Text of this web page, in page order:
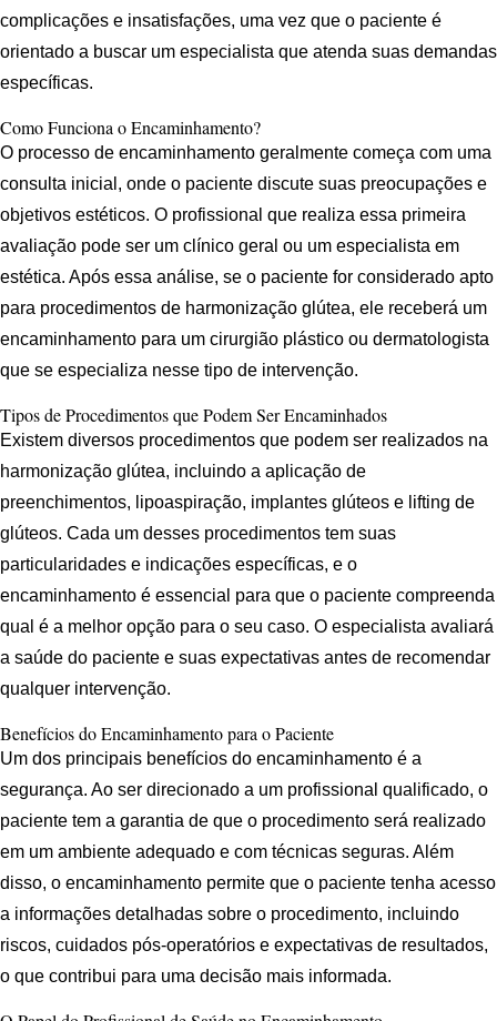
complicações e insatisfações, uma vez que o paciente é
orientado a buscar um especialista que atenda suas demandas
específicas.
Como Funciona o Encaminhamento?
O processo de encaminhamento geralmente começa com uma
consulta inicial, onde o paciente discute suas preocupações e
objetivos estéticos. O profissional que realiza essa primeira
avaliação pode ser um clínico geral ou um especialista em
estética. Após essa análise, se o paciente for considerado apto
para procedimentos de harmonização glútea, ele receberá um
encaminhamento para um cirurgião plástico ou dermatologista
que se especializa nesse tipo de intervenção.
Tipos de Procedimentos que Podem Ser Encaminhados
Existem diversos procedimentos que podem ser realizados na
harmonização glútea, incluindo a aplicação de
preenchimentos, lipoaspiração, implantes glúteos e lifting de
glúteos. Cada um desses procedimentos tem suas
particularidades e indicações específicas, e o
encaminhamento é essencial para que o paciente compreenda
qual é a melhor opção para o seu caso. O especialista avaliará
a saúde do paciente e suas expectativas antes de recomendar
qualquer intervenção.
Benefícios do Encaminhamento para o Paciente
Um dos principais benefícios do encaminhamento é a
segurança. Ao ser direcionado a um profissional qualificado, o
paciente tem a garantia de que o procedimento será realizado
em um ambiente adequado e com técnicas seguras. Além
disso, o encaminhamento permite que o paciente tenha acesso
a informações detalhadas sobre o procedimento, incluindo
riscos, cuidados pós-operatórios e expectativas de resultados,
o que contribui para uma decisão mais informada.